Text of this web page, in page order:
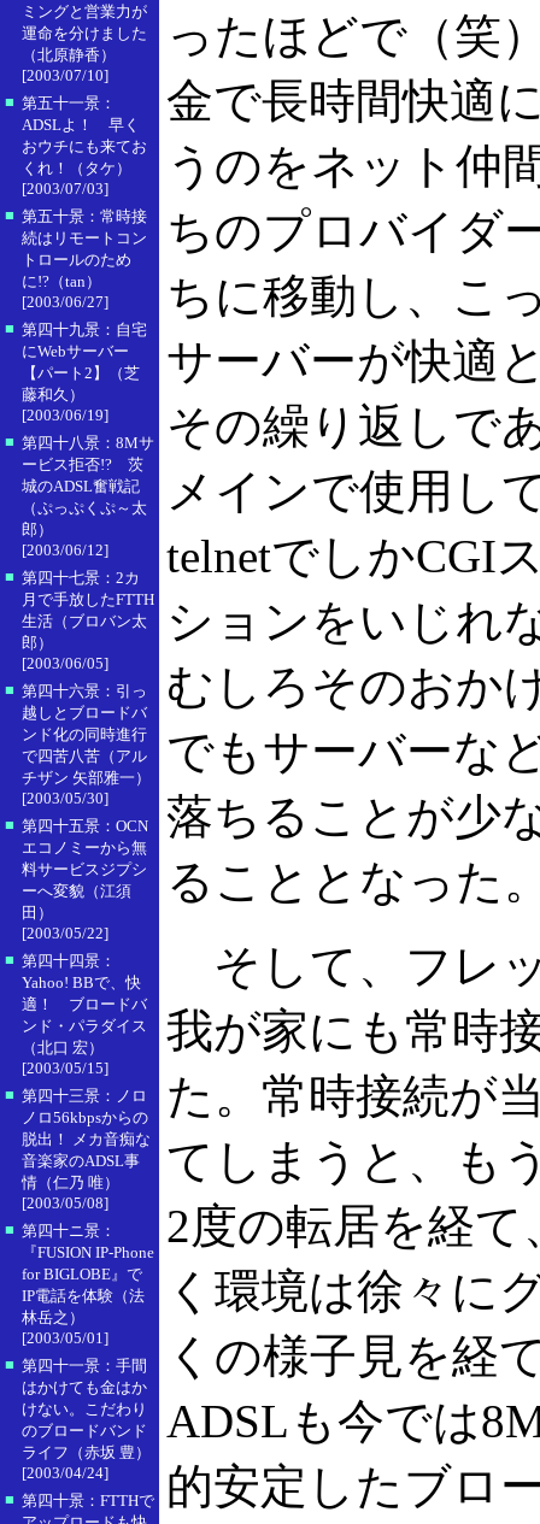
ミングと営業力が
運命を分けました
（北原静香）
[2003/07/10]
■ 第五十一景：
ADSLよ！ 早く
おウチにも来てお
くれ！（タケ）
[2003/07/03]
■ 第五十景：常時接
続はリモートコン
トロールのため
に!?（tan）
[2003/06/27]
■ 第四十九景：自宅
にWebサーバー
【パート2】（芝
藤和久）
[2003/06/19]
■ 第四十八景：8Mサ
ービス拒否!? 茨
城のADSL奮戦記
（ぷっぷくぷ～太
郎）
[2003/06/12]
■ 第四十七景：2カ
月で手放したFTTH
生活（ブロバン太
郎）
[2003/06/05]
■ 第四十六景：引っ
越しとブロードバ
ンド化の同時進行
で四苦八苦（アル
チザン 矢部雅一）
[2003/05/30]
■ 第四十五景：OCN
エコノミーから無
料サービスジプシ
ーへ変貌（江須
田）
[2003/05/22]
■ 第四十四景：
Yahoo! BBで、快
適！ ブロードバ
ンド・パラダイス
（北口 宏）
[2003/05/15]
■ 第四十三景：ノロ
ノロ56kbpsからの
脱出！ メカ音痴な
音楽家のADSL事
情（仁乃 唯）
[2003/05/08]
■ 第四十ニ景：
『FUSION IP-Phone
for BIGLOBE』で
IP電話を体験（法
林岳之）
[2003/05/01]
■ 第四十一景：手間
はかけても金はか
けない。こだわり
のブロードバンド
ライフ（赤坂 豊）
[2003/04/24]
■ 第四十景：FTTHで
ったほどで（笑
金で長時間快適
うのをネット仲
ちのプロバイダ
ちに移動し、こ
サーバーが快適
その繰り返しで
メインで使用し
telnetでしかCGI
ションをいじれ
むしろそのおか
でもサーバーな
落ちることが少
ることとなった
そして、フレ
我が家にも常時
た。常時接続が
てしまうと、も
2度の転居を経
く環境は徐々に
くの様子見を経
ADSLも今では
的安定したブロ